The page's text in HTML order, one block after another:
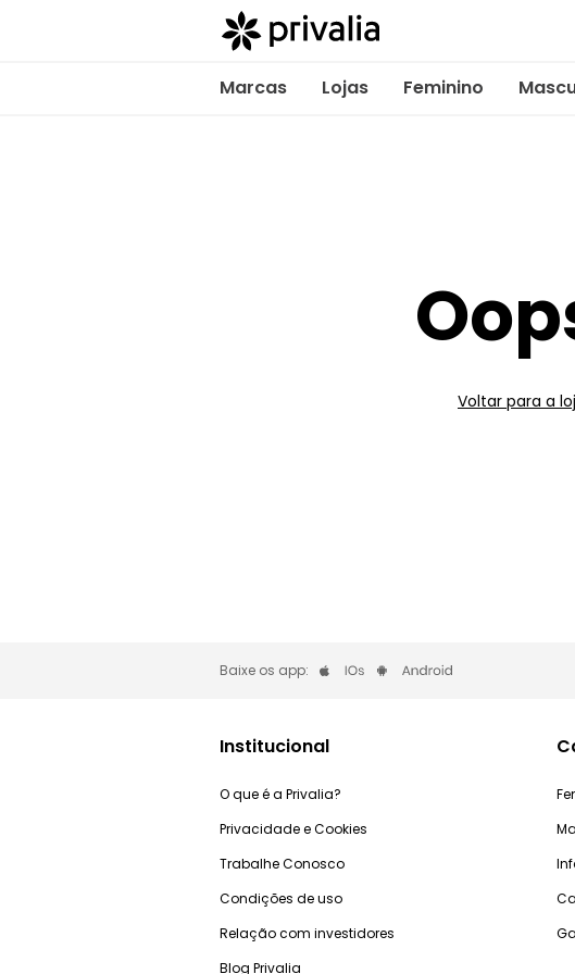
Marcas Lojas Feminino
Voltar para a
Baixe os app:
Institucional
O que é a Privalia?
Privacidade e Cookies
Trabalhe Conosco
Condições de uso
Relação com investidores
Blog Privalia